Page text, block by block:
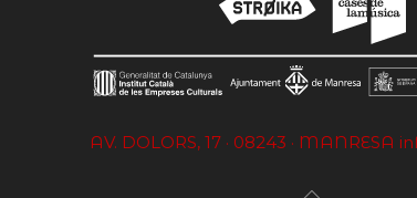
AV. DOLORS, 17 · 08243 · MANRESA